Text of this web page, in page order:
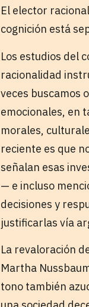
El elector
cognición está
Los estudios del
racionalidad
veces buscamos
emocionales, en
morales,
reciente es que
señalan esas
— e incluso
decisiones y
justificarlas vía
La revaloración
Martha
tono también